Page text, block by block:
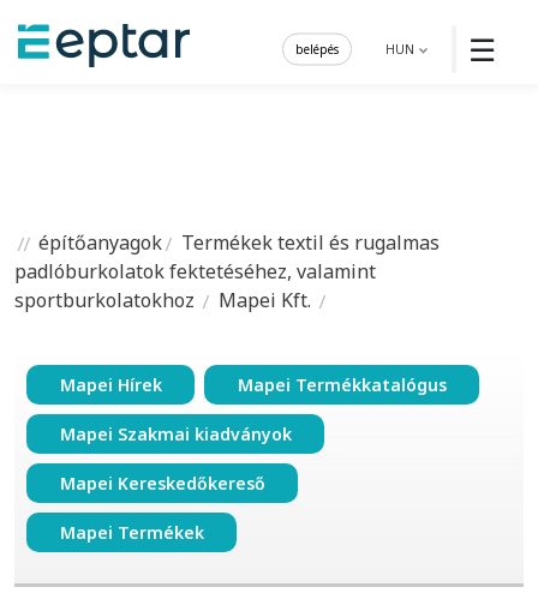
☰
HUN
belépés
építőanyagok
Termékek textil és rugalmas
padlóburkolatok fektetéséhez, valamint
sportburkolatokhoz
Mapei Kft.
Mapei Hírek Mapei Termékkatalógus
Mapei Szakmai kiadványok
Mapei Kereskedőkereső
Mapei Termékek